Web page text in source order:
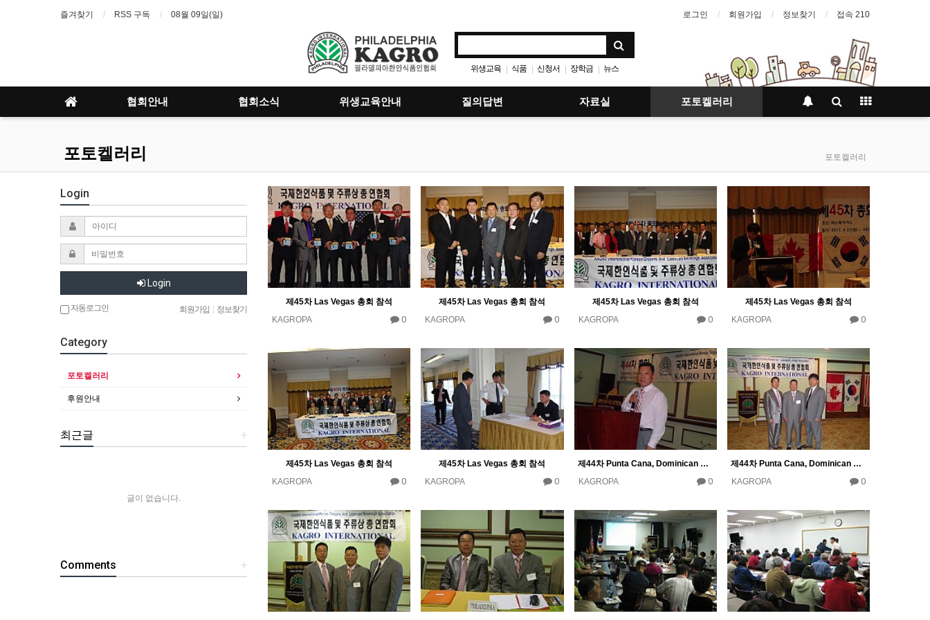
즐겨찾기 RSS 구독 08월 09일(일) 로그인 회원가입 정보찾기 접속 210
위생교육 | 식품 | 신청서 | 장학금 | 뉴스
협회안내 협회소식 위생교육안내 질의답변 자료실 포토켈러리
포토켈러리 포토켈러리
제45차 Las Vegas 총회 참석
KAGROPA
0
제45차 Las Vegas 총회 참석
KAGROPA
0
제45차 Las Vegas 총회 참석
KAGROPA
0
제45차 Las Vegas 총회 참석
KAGROPA
0
제45차 Las Vegas 총회 참석
KAGROPA
0
제45차 Las Vegas 총회 참석
KAGROPA
0
제44차 Punta Cana, Dominican Republic 총회 참석
KAGROPA
0
제44차 Punta Cana, Dominican Republic 총회 참석
KAGROPA
0
Login
Login
자동로그인 회원가입 정보찾기
Category
포토켈러리
후원안내
+
최근글
글이 없습니다.
+
Comments